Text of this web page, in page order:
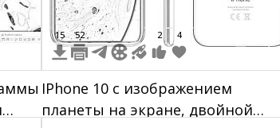
15 52 2 4
IPhone 10 с изображением
планеты на экране, двойной